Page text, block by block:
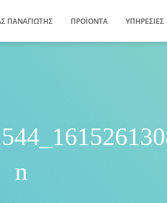
ΠΑΝΑΓΙΩΤΗΣ ΠΡΟΪΌΝΤΑ ΥΠΗΡΕΣΊΕΣ
n